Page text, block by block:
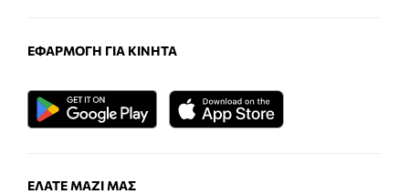
ΕΦΑΡΜΟΓΉ ΓΙΑ ΚΙΝΗΤΆ
ΕΛΆΤΕ ΜΑΖΊ ΜΑΣ